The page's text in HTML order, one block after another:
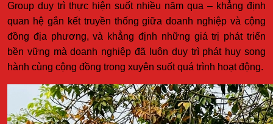
Group duy trì thực hiện suốt nhiều năm qua – khẳng định
quan hệ gắn kết truyền thống giữa doanh nghiệp và cộng
đồng địa phương, và khẳng định những giá trị phát triển
bền vững mà doanh nghiệp đã luôn duy trì phát huy song
hành cùng cộng đồng trong xuyên suốt quá trình hoạt động.